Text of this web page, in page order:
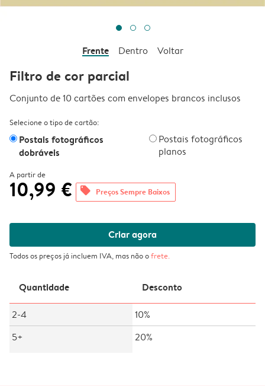
Frente Dentro Voltar
Filtro de cor parcial
Conjunto de 10 cartões com envelopes brancos inclusos
Selecione o tipo de cartão:
Postais fotográficos
dobráveis
Postais fotográficos
planos
A partir de
10,99 € offers Preços Sempre Baixos
Criar agora
Todos os preços já incluem IVA, mas não ofrete.
Quantidade Desconto
2-4
10%
5+
20%